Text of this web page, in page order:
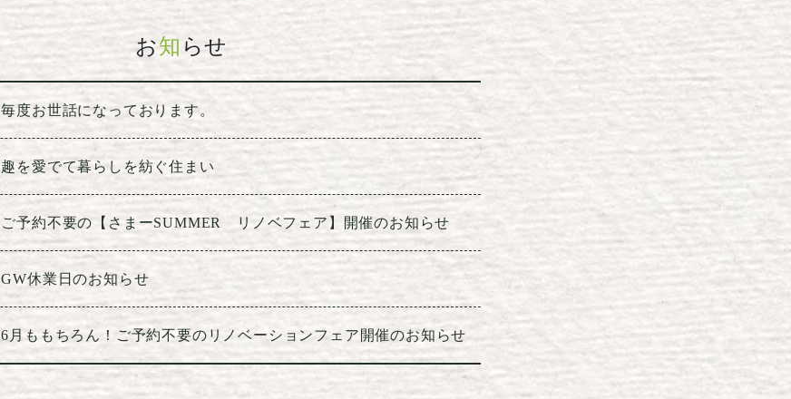
お知 らせ
毎度お世話になっております。
趣を愛でて暮らしを紡ぐ住まい
ご予約不要の【さまーSUMMER リノベフェア】開催のお知らせ
GW休業日のお知らせ
6月ももちろん！ご予約不要のリノベーションフェア開催のお知らせ